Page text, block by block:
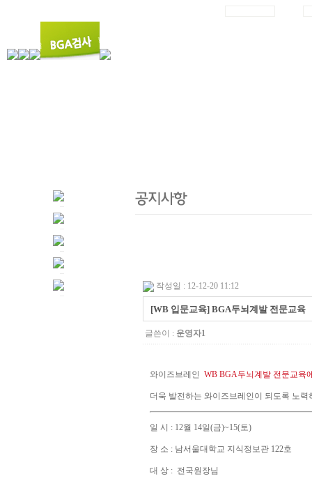
작성일 : 12-12-20 11:12
[WB 입문교육] BGA두뇌계발 전문교육
글쓴이 : 운영자1
와이즈브레인 WB BGA두뇌계발 전문교육
더욱 발전하는 와이즈브레인이 되도록 노력
일 시 : 12월 14일(금)~15(토)
장 소 : 남서울대학교 지식정보관 122호
대 상 : 전국원장님